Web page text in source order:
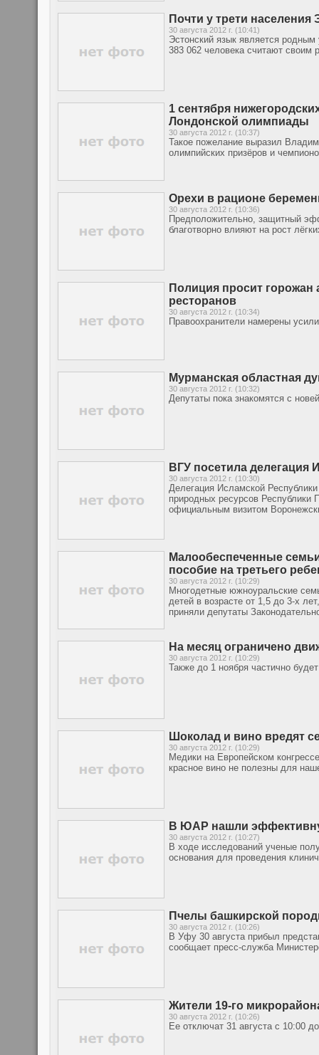
Почти у трети
30 августа 2012 г. (10:41)
Эстонский язык является
383 062 человека считают своим
1 сентября
Лондонской олимпиады
30 августа 2012 г. (10:37)
Такое пожелание выразил
олимпийских призёров и
Орехи в рационе
30 августа 2012 г. (10:36)
Предположительно, защитный
благотворно влияют на рост
Полиция просит горожан
ресторанов
30 августа 2012 г. (10:34)
Правоохранители намерены
Мурманская областная
30 августа 2012 г. (10:32)
Депутаты пока знакомятся с
ВГУ посетила делегация
30 августа 2012 г. (10:30)
Делегация Исламской
природных ресурсов Республики
официальным визитом
Малообеспеченные
пособие на третьего
30 августа 2012 г. (10:29)
Многодетные южноуральские
детей в возрасте от 1,5 до 3-х
приняли депутаты
На месяц ограничено
30 августа 2012 г. (10:29)
Также до 1 ноября частично
Шоколад и вино вредят
30 августа 2012 г. (10:29)
Медики на Европейском
красное вино не полезны для
В ЮАР нашли
30 августа 2012 г. (10:27)
В ходе исследований ученые
основания для проведения
Пчелы башкирской
30 августа 2012 г. (10:26)
В Уфу 30 августа прибыл
сообщает пресс-служба
Жители 19-го
30 августа 2012 г. (10:26)
Ее отключат 31 августа с 10:00